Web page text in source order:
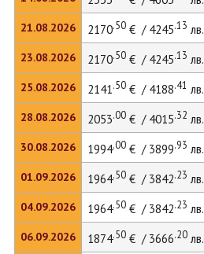
21.08.2026
23.08.2026
25.08.2026
28.08.2026
30.08.2026
01.09.2026
04.09.2026
06.09.2026
2170.50€ / 4245.13 лв.
2170.50€ / 4245.13 лв.
2141.50€ / 4188.41 лв.
2053.00€ / 4015.32 лв.
1994.00€ / 3899.93 лв.
1964.50€ / 3842.23 лв.
1964.50€ / 3842.23 лв.
1874.50€ / 3666.20лв.